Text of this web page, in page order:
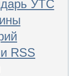
УТС
RSS